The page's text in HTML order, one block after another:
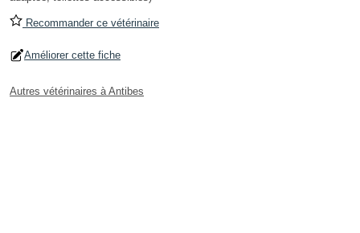
Recommander ce vétérinaire
Améliorer cette fiche
Autres vétérinaires à Antibes